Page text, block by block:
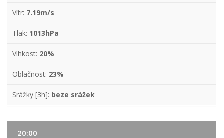
Vítr: 7.19m/s
Tlak: 1013hPa
Vlhkost: 20%
Oblačnost: 23%
Srážky [3h]: beze srážek
20:00